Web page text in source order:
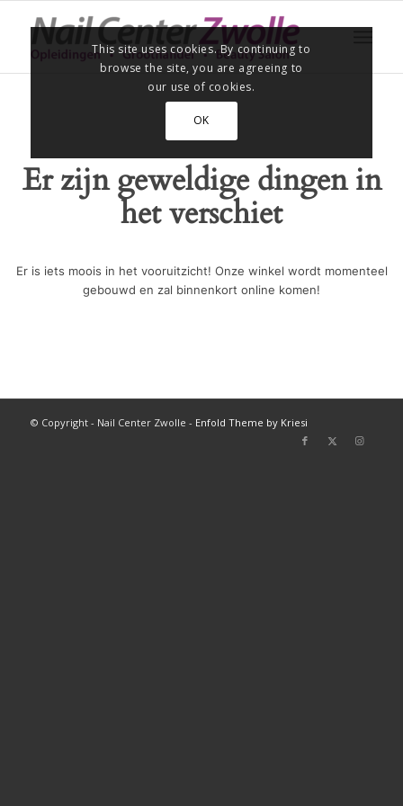
Er zijn geweldige dingen in
het verschiet
Er is iets moois in het vooruitzicht! Onze winkel wordt momenteel
gebouwd en zal binnenkort online komen!
© Copyright - Nail Center Zwolle - Enfold Theme by Kriesi
This site uses cookies. By continuing to
browse the site, you are agreeing to
our use of cookies.
OK